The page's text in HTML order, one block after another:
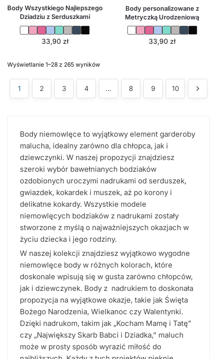
Body Wszystkiego Najlepszego
Dziadziu z Serduszkami
33,90 zł
Body personalizowane z
Metryczką Urodzeniową
33,90 zł
Wyświetlanie 1–28 z 265 wyników
1 2 3 4 … 8 9 10
Body niemowlęce to wyjątkowy element garderoby
malucha, idealny zarówno dla chłopca, jak i
dziewczynki. W naszej propozycji znajdziesz
szeroki wybór bawełnianych bodziaków
ozdobionych uroczymi nadrukami od serduszek,
gwiazdek, kokardek i muszek, aż po korony i
delikatne kokardy. Wszystkie modele
niemowlęcych bodziaków z nadrukami zostały
stworzone z myślą o najważniejszych okazjach w
życiu dziecka i jego rodziny.
W naszej kolekcji znajdziesz wyjątkowo wygodne
niemowlęce body w różnych kolorach, które
doskonale wpisują się w gusta zarówno chłopców,
jak i dziewczynek. Body z nadrukiem to doskonała
propozycja na wyjątkowe okazje, takie jak Święta
Bożego Narodzenia, Wielkanoc czy Walentynki.
Dzięki nadrukom, takim jak „Kocham Mamę i Tatę”
czy „Największy Skarb Babci i Dziadka,” maluch
może w prosty sposób wyrazić miłość do